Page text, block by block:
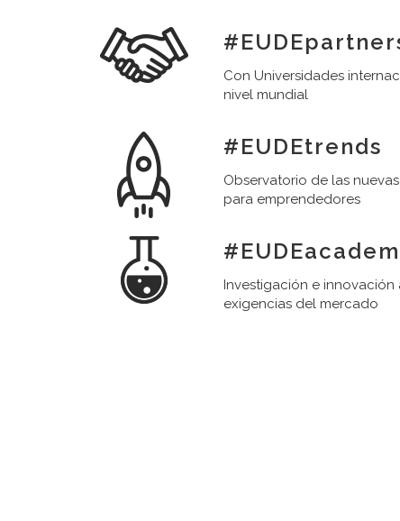
Con Universidades
nivel mundial
#EUDEtrends
Observatorio de las
para emprendedores
Investigación e
exigencias del mercado